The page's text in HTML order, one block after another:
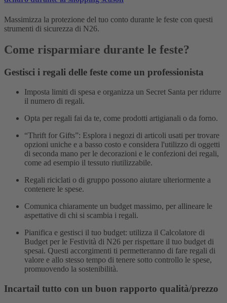
Massimizza la protezione del tuo conto durante le feste con questi
strumenti di sicurezza di N26.
Come risparmiare durante le feste?
Gestisci i regali delle feste come un professionista
Imposta limiti di spesa e organizza un Secret Santa per ridurre
il numero di regali.
Opta per regali fai da te, come prodotti artigianali o da forno.
“Thrift for Gifts”: Esplora i negozi di articoli usati per trovare
opzioni uniche e a basso costo e considera l'utilizzo di oggetti
di seconda mano per le decorazioni e le confezioni dei regali,
come ad esempio il tessuto riutilizzabile.
Regali riciclati o di gruppo possono aiutare ulteriormente a
contenere le spese.
Comunica chiaramente un budget massimo, per allineare le
aspettative di chi si scambia i regali.
Pianifica e gestisci il tuo budget: utilizza il Calcolatore di
Budget per le Festività di N26 per rispettare il tuo budget di
spesai. Questi accorgimenti ti permetteranno di fare regali di
valore e allo stesso tempo di tenere sotto controllo le spese,
promuovendo la sostenibilità.
Incartail tutto con un buon rapporto qualità/prezzo